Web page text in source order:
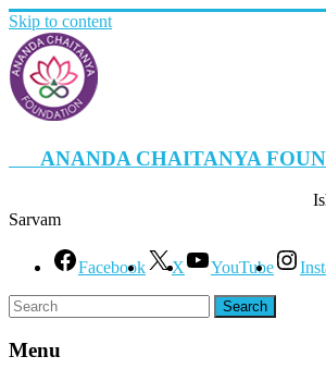
Skip to content
ANANDA CHAITANYA
Ishaa
Sarvam
Facebook X YouTube
Menu